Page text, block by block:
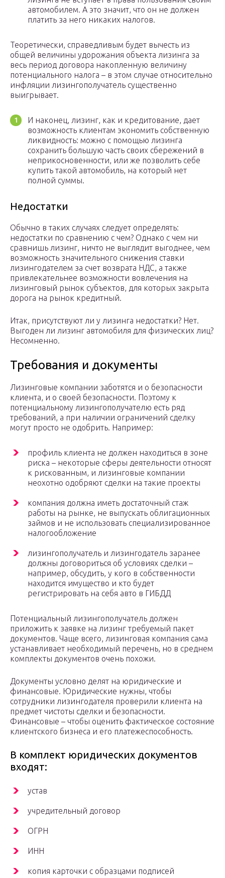
автомобилем. А это значит, что он не должен
платить за него никаких налогов.
Теоретически, справедливым будет вычесть из
общей величины удорожания объекта лизинга за
весь период договора накопленную величину
потенциального налога – в этом случае относительно
инфляции лизингополучатель существенно
выигрывает.
И наконец, лизинг, как и кредитование, дает
возможность клиентам экономить собственную
ликвидность: можно с помощью лизинга
сохранить большую часть своих сбережений в
неприкосновенности, или же позволить себе
купить такой автомобиль, на который нет
полной суммы.
Недостатки
Обычно в таких случаях следует определять:
недостатки по сравнению с чем? Однако с чем ни
сравнишь лизинг, ничто не выглядит выгоднее, чем
возможность значительного снижения ставки
лизингодателем за счет возврата НДС, а также
привлекательнее возможности вовлечения на
лизинговый рынок субъектов, для которых закрыта
дорога на рынок кредитный.
Итак, присутствуют ли у лизинга недостатки? Нет.
Выгоден ли лизинг автомобиля для физических лиц?
Несомненно.
Требования и документы
Лизинговые компании заботятся и о безопасности
клиента, и о своей безопасности. Поэтому к
потенциальному лизингополучателю есть ряд
требований, а при наличии ограничений сделку
могут просто не одобрить. Например:
профиль клиента не должен находиться в зоне
риска – некоторые сферы деятельности относят
к рискованным, и лизинговые компании
неохотно одобряют сделки на такие проекты
компания должна иметь достаточный стаж
работы на рынке, не выпускать облигационных
займов и не использовать специализированное
налогообложение
лизингополучатель и лизингодатель заранее
должны договориться об условиях сделки –
например, обсудить, у кого в собственности
находится имущество и кто будет
регистрировать на себя авто в ГИБДД
Потенциальный лизингополучатель должен
приложить к заявке на лизинг требуемый пакет
документов. Чаще всего, лизинговая компания сама
устанавливает необходимый перечень, но в среднем
комплекты документов очень похожи.
Документы условно делят на юридические и
финансовые. Юридические нужны, чтобы
сотрудники лизингодателя проверили клиента на
предмет чистоты сделки и безопасности.
Финансовые – чтобы оценить фактическое состояние
клиентского бизнеса и его платежеспособность.
В комплект юридических документов
входят:
устав
учредительный договор
ОГРН
ИНН
копия карточки с образцами подписей